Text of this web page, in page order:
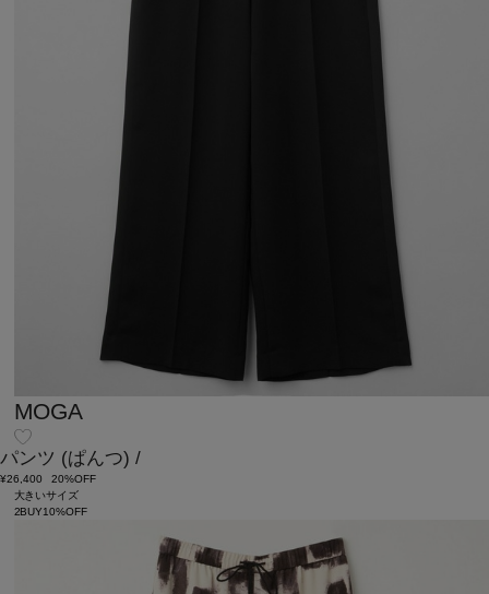
MOGA
パンツ (ぱんつ) /
¥26,400
20%OFF
大きいサイズ
2BUY10%OFF